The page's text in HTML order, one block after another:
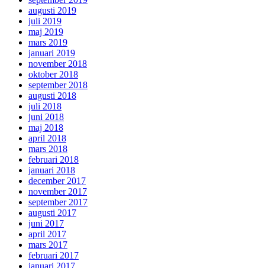
augusti 2019
juli 2019
maj 2019
mars 2019
januari 2019
november 2018
oktober 2018
september 2018
augusti 2018
juli 2018
juni 2018
maj 2018
april 2018
mars 2018
februari 2018
januari 2018
december 2017
november 2017
september 2017
augusti 2017
juni 2017
april 2017
mars 2017
februari 2017